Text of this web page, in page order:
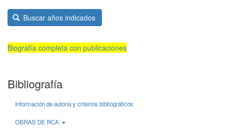
Buscar años indicados
Biografía completa con publicaciones
Bibliografía
Información de autoría y criterios bibliográficos
OBRAS DE RCA